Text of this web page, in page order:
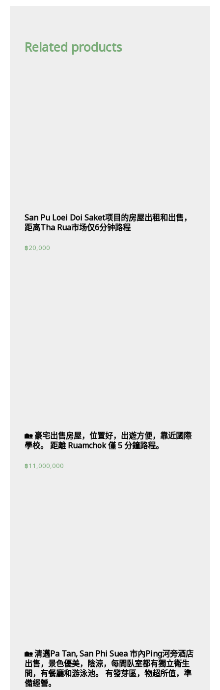
Related products
San Pu Loei Doi Saket项目的房屋出租和出售，
距离Tha Rua市场仅6分钟路程
฿20,000
🏡 豪宅出售房屋，位置好，出遊方便，靠近國際
學校。 距離 Ruamchok 僅 5 分鐘路程。
฿11,000,000
🏡 清邁Pa Tan, San Phi Suea 市內Ping河旁酒店
出售，景色優美，陰涼，每間臥室都有獨立衛生
間，有餐廳和游泳池。 有發芽區，物超所值，準
備經營。